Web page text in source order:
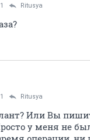
Ritusya
Ritusya
Или Вы
у меня не